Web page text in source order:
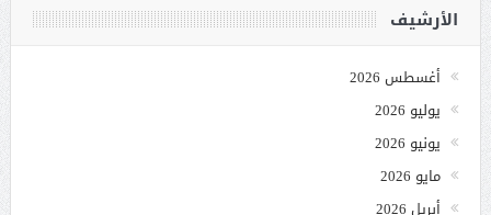
الأرشيف
أغسطس 2026
يوليو 2026
يونيو 2026
مايو 2026
أبريل 2026